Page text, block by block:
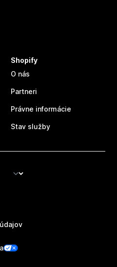
Shopify
O nás
Partneri
Právne informácie
Stav služby